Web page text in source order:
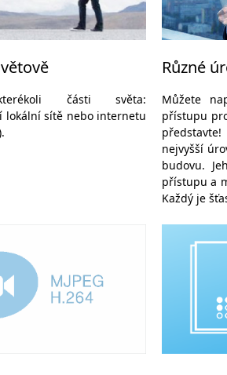
části světa:
lokální sítě nebo internetu
Různé
Můžete
přístupu
nejvyšší
budovu.
přístupu a
Každý je